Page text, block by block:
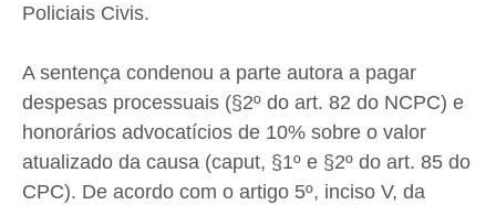
Policiais Civis.
A sentença condenou a parte autora a pagar
despesas processuais (§2º do art. 82 do NCPC) e
honorários advocatícios de 10% sobre o valor
atualizado da causa (caput, §1º e §2º do art. 85 do
CPC). De acordo com o artigo 5º, inciso V, da